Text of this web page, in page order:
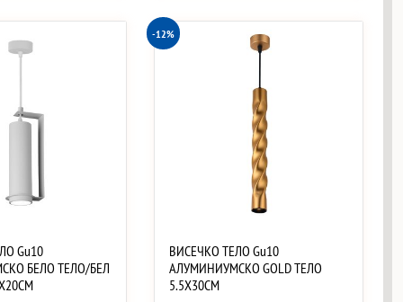
Gu10
БЕЛО ТЕЛО/БЕЛ
-12%
ВИСЕЧКО ТЕЛО Gu10
АЛУМИНИУМСКО GOLD ТЕЛО
5.5X30CM